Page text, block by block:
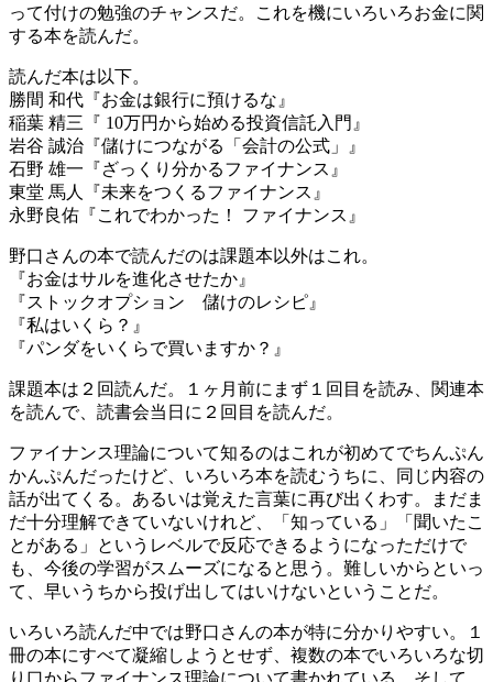
って付けの勉強のチャンスだ。これを機にいろいろお金に関
する本を読んだ。
読んだ本は以下。
勝間 和代『お金は銀行に預けるな』
稲葉 精三『 10万円から始める投資信託入門』
岩谷 誠治『儲けにつながる「会計の公式」』
石野 雄一『ざっくり分かるファイナンス』
東堂 馬人『未来をつくるファイナンス』
永野良佑『これでわかった！ ファイナンス』
野口さんの本で読んだのは課題本以外はこれ。
『お金はサルを進化させたか』
『ストックオプション 儲けのレシピ』
『私はいくら？』
『パンダをいくらで買いますか？』
課題本は２回読んだ。１ヶ月前にまず１回目を読み、関連本
を読んで、読書会当日に２回目を読んだ。
ファイナンス理論について知るのはこれが初めてでちんぷん
かんぷんだったけど、いろいろ本を読むうちに、同じ内容の
話が出てくる。あるいは覚えた言葉に再び出くわす。まだま
だ十分理解できていないけれど、「知っている」「聞いたこ
とがある」というレベルで反応できるようになっただけで
も、今後の学習がスムーズになると思う。難しいからといっ
て、早いうちから投げ出してはいけないということだ。
いろいろ読んだ中では野口さんの本が特に分かりやすい。１
冊の本にすべて凝縮しようとせず、複数の本でいろいろな切
り口からファイナンス理論について書かれている。そして、